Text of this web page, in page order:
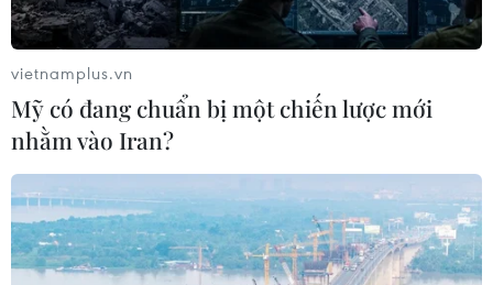
vietnamplus.vn
Mỹ có đang chuẩn bị một chiến lược mới
nhằm vào Iran?